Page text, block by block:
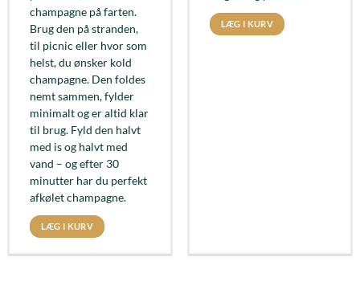
champagne på farten.
Brug den på stranden,
til picnic eller hvor som
helst, du ønsker kold
champagne. Den foldes
nemt sammen, fylder
minimalt og er altid klar
til brug. Fyld den halvt
med is og halvt med
vand – og efter 30
minutter har du perfekt
afkølet champagne.
LÆG I KURV
LÆG I KURV